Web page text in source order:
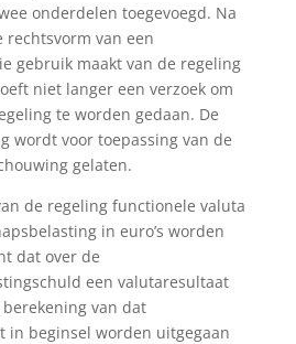
onderdelen toegevoegd. Na
rechtsvorm van een
gebruik maakt van de regeling
niet langer een verzoek om
te worden gedaan. De
wordt voor toepassing van de
gelaten.
de regeling functionele valuta
in euro’s worden
dat over de
een valutaresultaat
van dat
in beginsel worden uitgegaan